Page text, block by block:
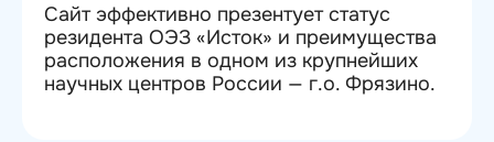
Сайт эффективно презентует статус
резидента ОЭЗ «Исток» и преимущества
расположения в одном из крупнейших
научных центров России — г.о. Фрязино.